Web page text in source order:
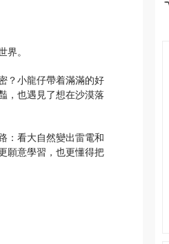
。
？小龍仔帶着滿滿的好
，也遇見了想在沙漠落
：看大自然變出雷電和
願意學習，也更懂得把